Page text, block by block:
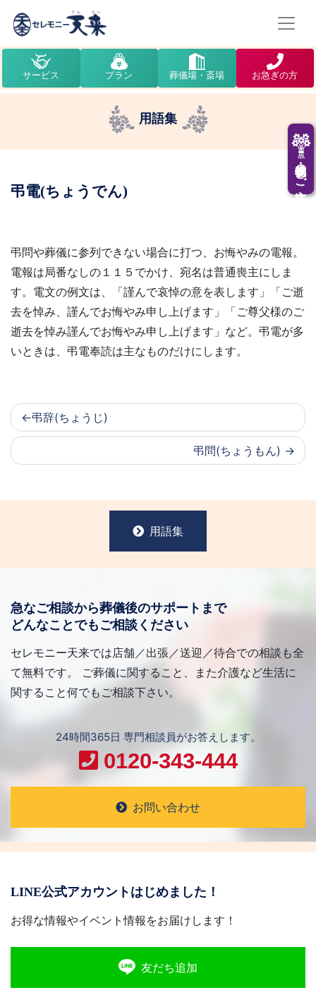
供花・供物のご注文
サービス プラン 葬儀場・斎場 お急ぎの方
用語集
弔電(ちょうでん)
弔問や葬儀に参列できない場合に打つ、お悔やみの電報。
電報は局番なしの１１５でかけ、宛名は普通喪主にしま
す。電文の例文は、「謹んで哀悼の意を表します」「ご逝
去を悼み、謹んでお悔やみ申し上げます」「ご尊父様のご
逝去を悼み謹んでお悔やみ申し上げます」など。弔電が多
いときは、弔電奉読は主なものだけにします。
弔辞(ちょうじ)
弔問(ちょうもん)
用語集
急なご相談から葬儀後のサポートまで
どんなことでもご相談ください
セレモニー天来では店舗／出張／送迎／待合での相談も全
て無料です。 ご葬儀に関すること、また介護など生活に
関すること何でもご相談下さい。
24時間365日 専門相談員がお答えします。
0120-343-444
お問い合わせ
LINE公式アカウントはじめました！
お得な情報やイベント情報をお届けします！
友だち追加